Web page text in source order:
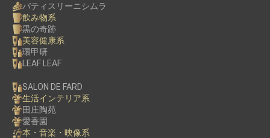
パティスリーニシムラ
飲み物系
黒の奇跡
美容健康系
環甲研
LEAF LEAF
SALON DE FARD
生活インテリア系
田庄陶苑
愛香園
本・音楽・映像系